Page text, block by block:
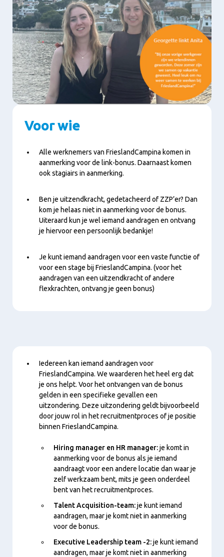
Voor wie
Alle werknemers van FrieslandCampina komen in
aanmerking voor de link-bonus. Daarnaast komen
ook stagiairs in aanmerking.
Ben je uitzendkracht, gedetacheerd of ZZP’er? Dan
kom je helaas niet in aanmerking voor de bonus.
Uiteraard kun je wel iemand aandragen en ontvang
je hiervoor een persoonlijk bedankje!
Je kunt iemand aandragen voor een vaste functie of
voor een stage bij FrieslandCampina. (voor het
aandragen van een uitzendkracht of andere
flexkrachten, ontvang je geen bonus)
InhoudIedereen kan iemand aandragen voor
FrieslandCampina. We waarderen het heel erg dat
je ons helpt. Voor het ontvangen van de bonus
gelden in een specifieke gevallen een
uitzondering. Deze uitzondering geldt bijvoorbeeld
door jouw rol in het recruitmentproces of je positie
binnen FrieslandCampina.
Hiring manager en HR manager:je komt in
aanmerking voor de bonus als je iemand
aandraagt voor een andere locatie dan waar je
zelf werkzaam bent, mits je geen onderdeel
bent van het recruitmentproces.
Talent Acquisition-team:je kunt iemand
aandragen, maar je komt niet in aanmerking
voor de bonus.
Executive Leadership team -2:je kunt iemand
aandragen, maar je komt niet in aanmerking